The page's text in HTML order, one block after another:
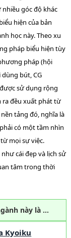
góc độ khác
hiện của bản
học này. Theo xu
pháp biểu hiện tùy
pháp (hội
dùng bút, CG
sử dụng rộng
ra đều xuất phát từ
tảng đó, nghĩa là
có một tầm nhìn
mọi sự việc.
cái đẹp và lịch sử
tâm trong thời
này là …
Kyoiku